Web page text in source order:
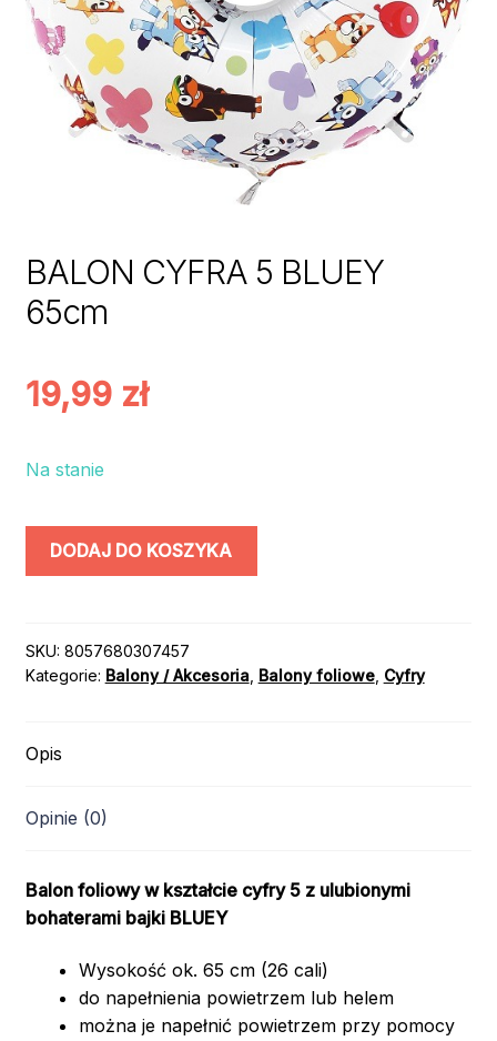
BALON CYFRA 5 BLUEY
65cm
19,99 zł
Na stanie
ilość
BLUEY
65cm
DODAJ DO KOSZYKA
SKU: 8057680307457
Kategorie: Balony / Akcesoria, Balony foliowe, Cyfry
Opis
Opinie (0)
Balon foliowy w kształcie cyfry 5 z ulubionymi
bohaterami bajki BLUEY
Wysokość ok. 65 cm (26 cali)
do napełnienia powietrzem lub helem
można je napełnić powietrzem przy pomocy